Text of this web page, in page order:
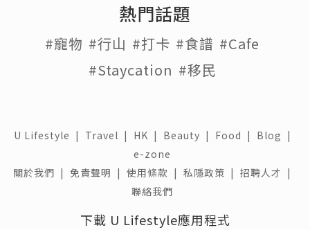
熱門話題
#寵物 #行山 #打卡 #食譜 #Cafe
#Staycation #移民
U Lifestyle | Travel | HK | Beauty | Food | Blog |
e-zone
關於我們 | 免責聲明 | 使用條款 | 私隱政策 | 招聘人才 |
聯絡我們
下載 U Lifestyle應用程式